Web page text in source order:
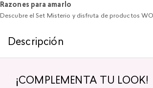
Razones para amarlo
Descubre el Set Misterio y disfruta de productos
Descripción
¡COMPLEMENTA TU LOOK!